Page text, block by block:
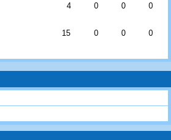
4 0 0 0
15 0 0 0